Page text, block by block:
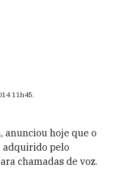
11h45.
anunciou hoje que o
adquirido pelo
chamadas de voz.